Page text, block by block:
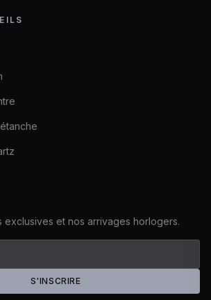
et nos arrivages horlogers.
S'INSCRIRE